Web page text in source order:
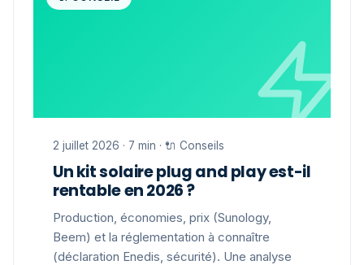
2 juillet 2026 · 7 min · 🔌 Conseils
Un kit solaire plug and play est-il
rentable en 2026 ?
Production, économies, prix (Sunology,
Beem) et la réglementation à connaître
(déclaration Enedis, sécurité). Une analyse